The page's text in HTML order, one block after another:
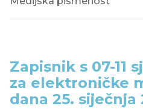
Zapisnik s 07-11
za elektroničke
dana 25. siječnja